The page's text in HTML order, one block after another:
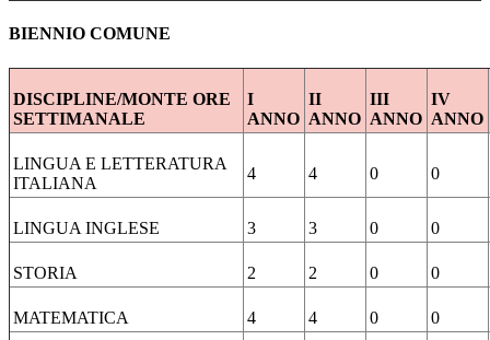
BIENNIO COMUNE
DISCIPLINE/MONTE ORE
SETTIMANALE
I
ANNO
II
ANNO
III
ANNO
IV
ANNO
LINGUA E LETTERATURA
ITALIANA
4 4 0 0
LINGUA INGLESE 3 3 0 0
STORIA 2 2 0 0
MATEMATICA 4 4 0 0